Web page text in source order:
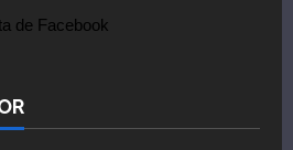
de Facebook